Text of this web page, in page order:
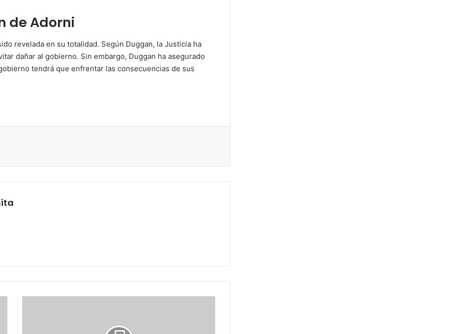
de Adorni
revelada en su totalidad. Según Duggan, la Justicia ha
dañar al gobierno. Sin embargo, Duggan ha asegurado
tendrá que enfrentar las consecuencias de sus